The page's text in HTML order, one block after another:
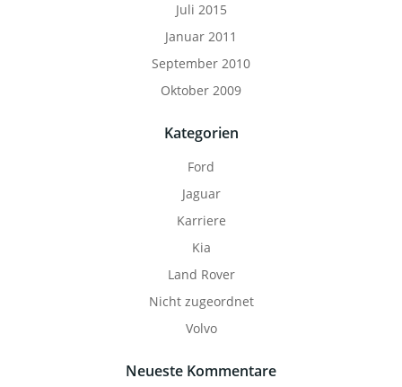
Juli 2015
Januar 2011
September 2010
Oktober 2009
Kategorien
Ford
Jaguar
Karriere
Kia
Land Rover
Nicht zugeordnet
Volvo
Neueste Kommentare